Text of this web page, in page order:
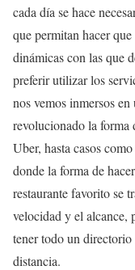
cada día se hace
que permitan hacer
dinámicas con las que
preferir utilizar los
nos vemos inmersos
revolucionado la forma
Uber, hasta casos
donde la forma de
restaurante favorito se
velocidad y el alcance,
tener todo un
distancia.